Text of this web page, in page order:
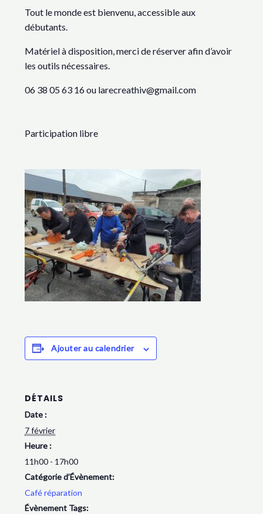
Tout le monde est bienvenu, accessible aux
débutants.
Matériel à disposition, merci de réserver afin d’avoir
les outils nécessaires.
06 38 05 63 16 ou larecreathiv@gmail.com
Participation libre
Ajouter au calendrier
DÉTAILS
Date :
7 février
Heure :
11h00 - 17h00
Catégorie d’Évènement:
Café réparation
Évènement Tags: